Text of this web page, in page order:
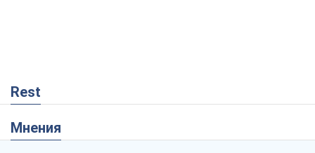
Rest
Мнения